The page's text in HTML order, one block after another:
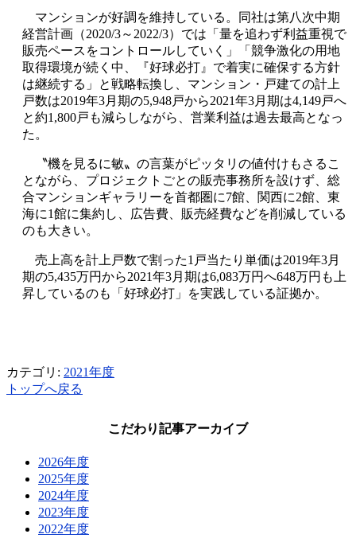
マンションが好調を維持している。同社は第八次中期
経営計画（2020/3～2022/3）では「量を追わず利益重視で
販売ペースをコントロールしていく」「競争激化の用地
取得環境が続く中、『好球必打』で着実に確保する方針
は継続する」と戦略転換し、マンション・戸建ての計上
戸数は2019年3月期の5,948戸から2021年3月期は4,149戸へ
と約1,800戸も減らしながら、営業利益は過去最高となっ
た。
〝機を見るに敏〟の言葉がピッタリの値付けもさるこ
とながら、プロジェクトごとの販売事務所を設けず、総
合マンションギャラリーを首都圏に7館、関西に2館、東
海に1館に集約し、広告費、販売経費などを削減している
のも大きい。
売上高を計上戸数で割った1戸当たり単価は2019年3月
期の5,435万円から2021年3月期は6,083万円へ648万円も上
昇しているのも「好球必打」を実践している証拠か。
カテゴリ: 2021年度
トップへ戻る
こだわり記事アーカイブ
2026年度
2025年度
2024年度
2023年度
2022年度